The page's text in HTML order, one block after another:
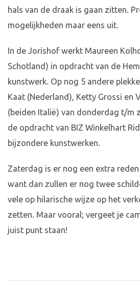
hals van de draak is gaan zitten.
mogelijkheden maar eens uit.
In de Jorishof werkt Maureen
Schotland) in opdracht van de
kunstwerk. Op nog 5 andere
Kaat (Nederland), Ketty Grossi en
(beiden Italië) van donderdag t/m
de opdracht van BIZ Winkelhart
bijzondere kunstwerken.
Zaterdag is er nog een extra
want dan zullen er nog twee
vele op hilarische wijze op het
zetten. Maar vooral; vergeet je
juist punt staan!